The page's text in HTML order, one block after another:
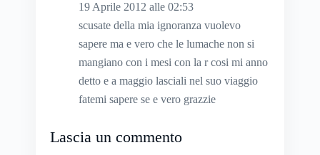
19 Aprile 2012 alle 02:53
scusate della mia ignoranza vuolevo
sapere ma e vero che le lumache non si
mangiano con i mesi con la r cosi mi anno
detto e a maggio lasciali nel suo viaggio
fatemi sapere se e vero grazzie
Lascia un commento